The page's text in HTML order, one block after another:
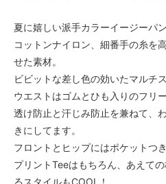
夏に嬉しい派手カラーイージーパン
コットンナイロン、細番手の糸を
せた素材。
ビビットな差し色の効いたマルチ
ウエストはゴムとひも入りのフリ
透け防止と汗じみ防止を兼ねて、
きにしてます。
フロントとヒップにはポケットつき
プリントTeeはもちろん、あえて